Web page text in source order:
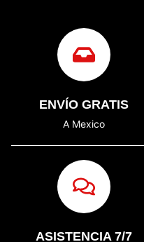
ENVÍO GRATIS
A Mexico
ASISTENCIA 7/7